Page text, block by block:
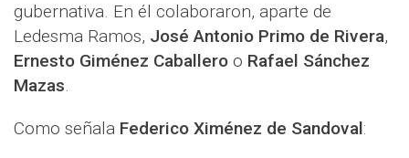
gubernativa. En él colaboraron, aparte de
Ledesma Ramos, José Antonio Primo de Rivera,
Ernesto Giménez Caballero o Rafael Sánchez
Mazas.
Como señala Federico Ximénez de Sandoval: